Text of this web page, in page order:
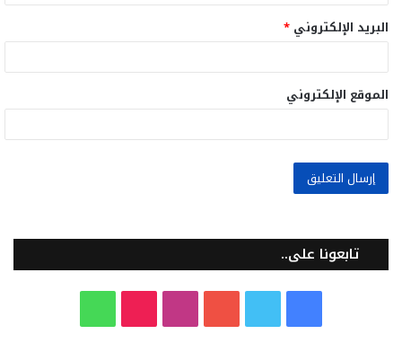
البريد الإلكتروني *
الموقع الإلكتروني
تابعونا على..